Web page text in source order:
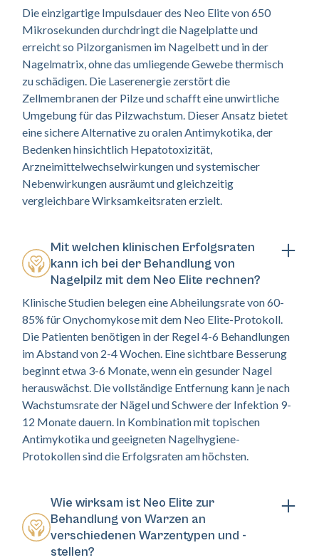
Die einzigartige Impulsdauer des Neo Elite von 650
Mikrosekunden durchdringt die Nagelplatte und
erreicht so Pilzorganismen im Nagelbett und in der
Nagelmatrix, ohne das umliegende Gewebe thermisch
zu schädigen. Die Laserenergie zerstört die
Zellmembranen der Pilze und schafft eine unwirtliche
Umgebung für das Pilzwachstum. Dieser Ansatz bietet
eine sichere Alternative zu oralen Antimykotika, der
Bedenken hinsichtlich Hepatotoxizität,
Arzneimittelwechselwirkungen und systemischer
Nebenwirkungen ausräumt und gleichzeitig
vergleichbare Wirksamkeitsraten erzielt.
Mit welchen klinischen Erfolgsraten
kann ich bei der Behandlung von
Nagelpilz mit dem Neo Elite rechnen?
Klinische Studien belegen eine Abheilungsrate von 60-
85% für Onychomykose mit dem Neo Elite-Protokoll.
Die Patienten benötigen in der Regel 4-6 Behandlungen
im Abstand von 2-4 Wochen. Eine sichtbare Besserung
beginnt etwa 3-6 Monate, wenn ein gesunder Nagel
herauswächst. Die vollständige Entfernung kann je nach
Wachstumsrate der Nägel und Schwere der Infektion 9-
12 Monate dauern. In Kombination mit topischen
Antimykotika und geeigneten Nagelhygiene-
Protokollen sind die Erfolgsraten am höchsten.
Wie wirksam ist Neo Elite zur
Behandlung von Warzen an
verschiedenen Warzentypen und -
stellen?